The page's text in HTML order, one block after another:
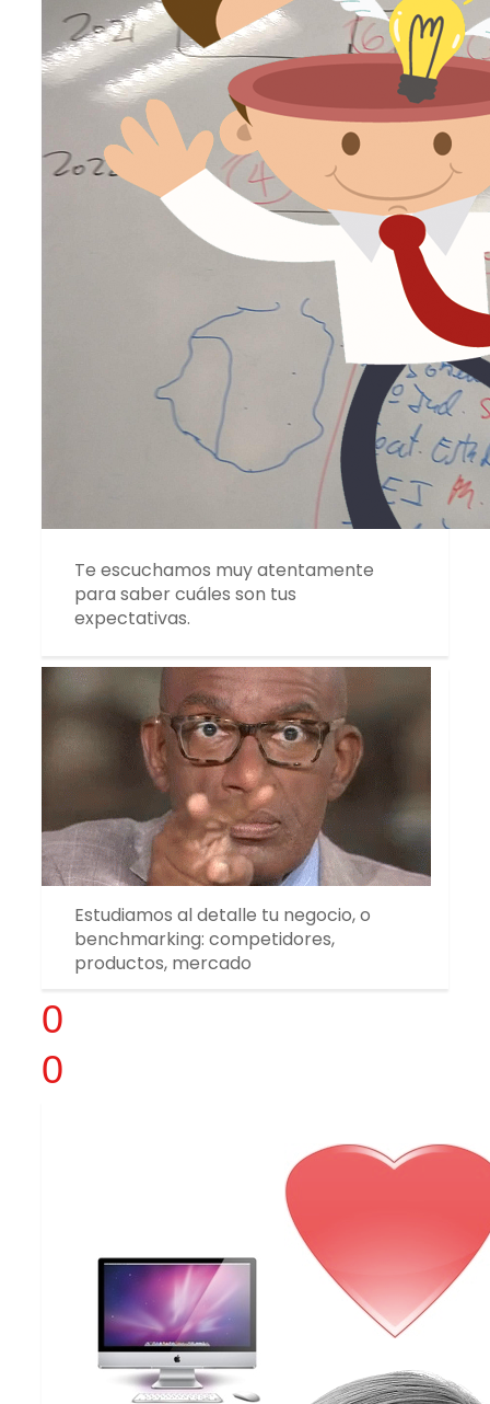
Te escuchamos muy atentamente
para saber cuáles son tus
expectativas.
Estudiamos al detalle tu negocio, o
benchmarking: competidores,
productos, mercado
0
0